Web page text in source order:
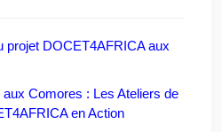
projet DOCET4AFRICA aux
Comores : Les Ateliers de
en Action